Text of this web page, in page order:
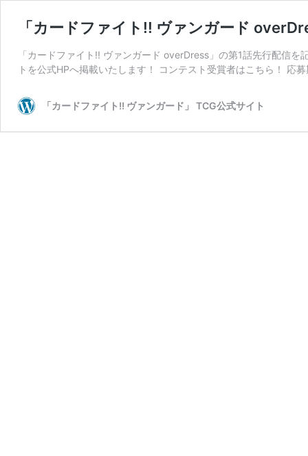
「カードファイト!! ヴァンガード
「カードファイト!! ヴァンガード overDress」の第1話先行配信
トを公式HPへ掲載いたします！ コンテスト受賞者はこちら！ 応
「カードファイト!! ヴァンガード」 TCG公式サイト